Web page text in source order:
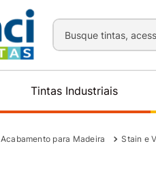
Busque tintas,
Tintas Industriais
Acabamento para Madeira Stain e